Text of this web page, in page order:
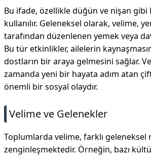
Bu ifade, özellikle düğün ve nişan gibi
kullanılır. Geleneksel olarak, velime,
tarafından düzenlenen yemek veya
Bu tür etkinlikler, ailelerin
dostların bir araya gelmesini sağlar.
zamanda yeni bir hayata adım atan
önemli bir sosyal olaydır.
Velime ve Gelenekler
Toplumlarda velime, farklı geleneksel
zenginleşmektedir. Örneğin, bazı